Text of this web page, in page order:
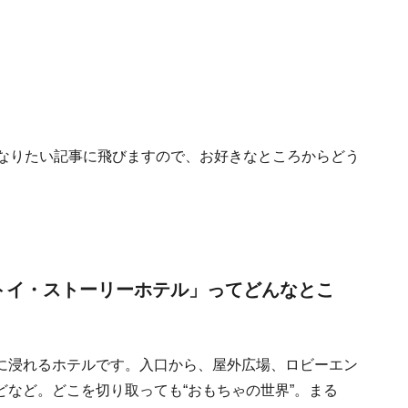
たい記事に飛びますので、お好きなところからどう
・ストーリーホテル」ってどんなとこ
れるホテルです。入口から、屋外広場、ロビーエン
ど。どこを切り取っても“おもちゃの世界”。まる